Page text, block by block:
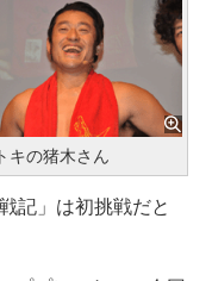
キの猪木さん
記」は初挑戦だと